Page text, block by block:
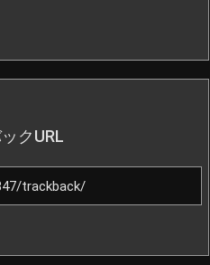
クURL